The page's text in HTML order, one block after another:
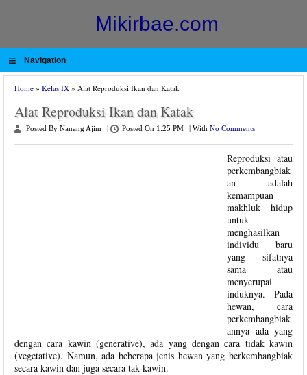
Mikirbae.com
≡ Navigation
Home » Kelas IX » Alat Reproduksi Ikan dan Katak
Alat Reproduksi Ikan dan Katak
Posted By Nanang Ajim Posted On 1:25 PM With No Comments
Reproduksi atau
perkembangbiak
an adalah
kemampuan
makhluk hidup
untuk
menghasilkan
individu baru
yang sifatnya
sama atau
menyerupai
induknya. Pada
hewan, cara
perkembangbiak
annya ada yang
dengan cara kawin (generative), ada yang dengan cara tidak kawin
(vegetative). Namun, ada beberapa jenis hewan yang berkembangbiak
secara kawin dan juga secara tak kawin.